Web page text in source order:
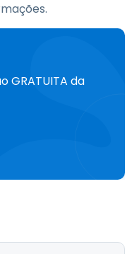
GRATUITA da